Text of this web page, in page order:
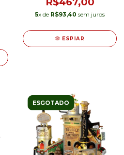
5x de R$93,40 sem juros
ESPIAR
ESGOTADO